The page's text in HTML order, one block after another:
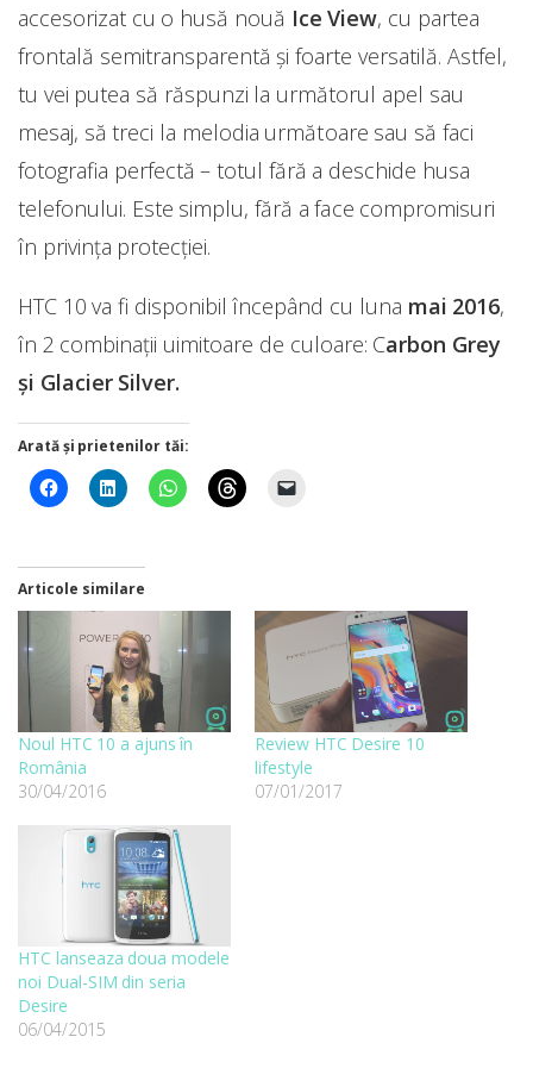
accesorizat cu o husă nouă Ice View, cu partea
frontală semitransparentă şi foarte versatilă. Astfel,
tu vei putea să răspunzi la următorul apel sau
mesaj, să treci la melodia următoare sau să faci
fotografia perfectă – totul fără a deschide husa
telefonului. Este simplu, fără a face compromisuri
în privința protecției.
HTC 10 va fi disponibil începând cu luna mai 2016,
în 2 combinaţii uimitoare de culoare: Carbon Grey
și Glacier Silver.
Arată și prietenilor tăi:
Articole similare
Noul HTC 10 a ajuns în
România
30/04/2016
Review HTC Desire 10
lifestyle
07/01/2017
HTC lanseaza doua modele
noi Dual-SIM din seria
Desire
06/04/2015